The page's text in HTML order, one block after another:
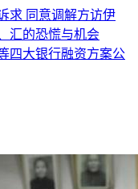
求 同意调解方访伊
汇的恐慌与机会
四大银行融资方案公